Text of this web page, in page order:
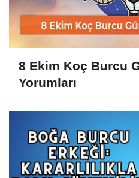
8 Ekim Koç Burcu
Yorumları